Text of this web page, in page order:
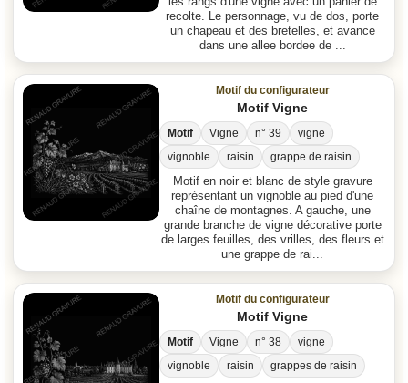
recolte. Le personnage, vu de dos, porte
un chapeau et des bretelles, et avance
dans une allee bordee de ...
Motif du configurateur
Motif Vigne
Motif Vigne n° 39
vigne
vignoble
raisin
grappe de raisin
Motif en noir et blanc de style gravure
représentant un vignoble au pied d'une
chaîne de montagnes. A gauche, une
grande branche de vigne décorative porte
de larges feuilles, des vrilles, des fleurs et
une grappe de rai...
Motif du configurateur
Motif Vigne
Motif Vigne n° 38
vigne
vignoble
raisin
grappes de raisin